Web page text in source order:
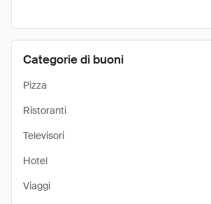
Categorie di buoni
Pizza
Ristoranti
Televisori
Hotel
Viaggi